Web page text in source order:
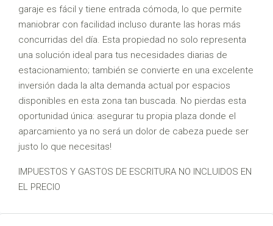
garaje es fácil y tiene entrada cómoda, lo que permite
maniobrar con facilidad incluso durante las horas más
concurridas del día. Esta propiedad no solo representa
una solución ideal para tus necesidades diarias de
estacionamiento; también se convierte en una excelente
inversión dada la alta demanda actual por espacios
disponibles en esta zona tan buscada. No pierdas esta
oportunidad única: asegurar tu propia plaza donde el
aparcamiento ya no será un dolor de cabeza puede ser
justo lo que necesitas!
IMPUESTOS Y GASTOS DE ESCRITURA NO INCLUIDOS EN
EL PRECIO